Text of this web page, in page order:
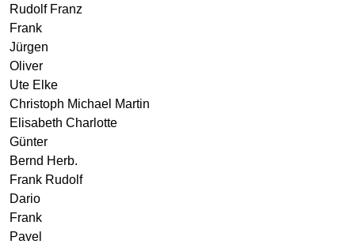
Rudolf Franz
Frank
Jürgen
Oliver
Ute Elke
Christoph Michael Martin
Elisabeth Charlotte
Günter
Bernd Herb.
Frank Rudolf
Dario
Frank
Pavel